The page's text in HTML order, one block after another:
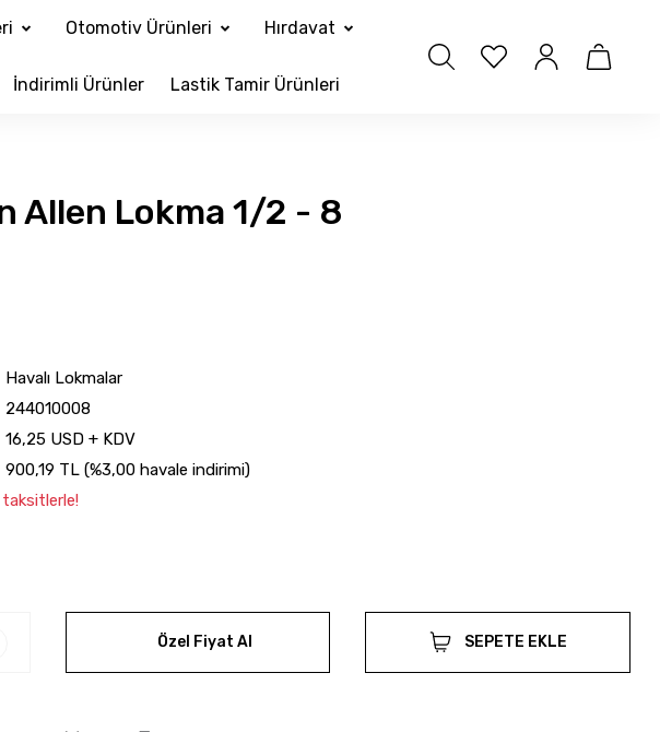
Otomotiv Ürünleri Hırdavat
İndirimli Ürünler Lastik Tamir Ürünleri
Allen Lokma 1/2 - 8
Havalı Lokmalar
244010008
16,25 USD + KDV
900,19 TL (%3,00 havale indirimi)
Özel Fiyat Al SEPETE EKLE